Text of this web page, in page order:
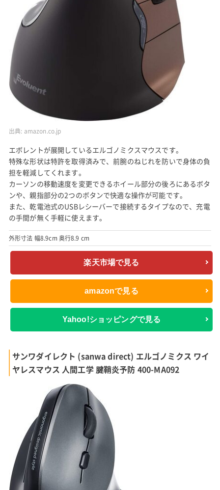
出典: amazon.co.jp
エボレントが展開しているエルゴノミクスマウスです。
特殊な形状は特許を取得済みで、前腕のねじれを防いで身体の負
担を軽減してくれます。
カーソンの移動速度を変更できるホイール部分の後ろにあるボタ
ンや、親指部分の2つのボタンで快適な操作が可能です。
また、乾電池式のUSBレシーバーで接続するタイプなので、充電
の手間が無く手軽に使えます。
外形寸法 幅8.9cm 奥行8.9 cm
楽天市場で見る
amazonで見る
Yahoo!ショッピングで見る
サンワダイレクト (sanwa direct) エルゴノミクス ワイ
ヤレスマウス 人間工学 腱鞘炎予防 400-MA092